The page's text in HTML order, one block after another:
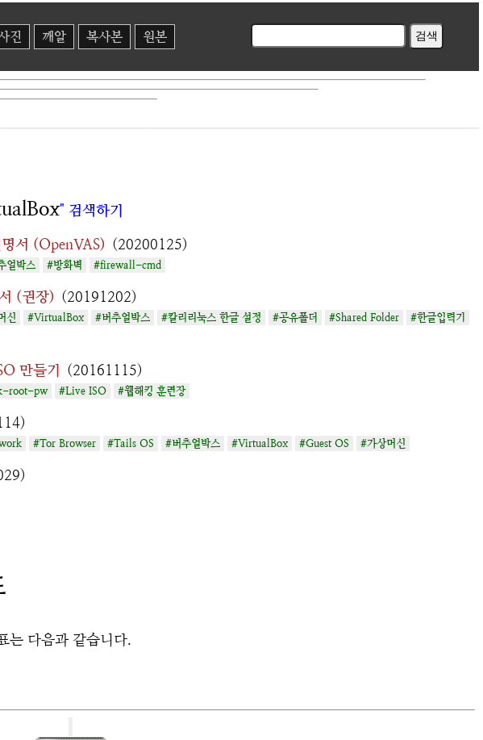
진 깨알 복사본 원본
" 검색하기
서 (OpenVAS) (20200125)
얼박스 #방화벽 #firewall-cmd
(권장) (20191202)
신 #VirtualBox #버추얼박스 #칼리리눅스 한글 설정 #공유폴더 #Shared Folder
#한글입력기
만들기 (20161115)
root-pw #Live ISO #웹해킹 훈련장
#Tor Browser #Tails OS #버추얼박스 #VirtualBox #Guest OS #가상머신
는 다음과 같습니다.